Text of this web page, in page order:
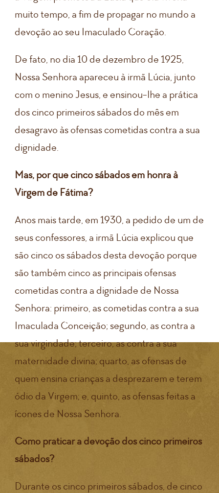
muito tempo, a fim de propagar no mundo a
devoção ao seu Imaculado Coração.
De fato, no dia 10 de dezembro de 1925,
Nossa Senhora apareceu à irmã Lúcia, junto
com o menino Jesus, e ensinou-lhe a prática
dos cinco primeiros sábados do mês em
desagravo às ofensas cometidas contra a sua
dignidade.
Mas, por que cinco sábados em honra à
Virgem de Fátima?
Anos mais tarde, em 1930, a pedido de um de
seus confessores, a irmã Lúcia explicou que
são cinco os sábados desta devoção porque
são também cinco as principais ofensas
cometidas contra a dignidade de Nossa
Senhora: primeiro, as cometidas contra a sua
Imaculada Conceição; segundo, as contra a
sua virgindade; terceiro, as contra a sua
maternidade divina; quarto, as ofensas de
quem ensina crianças a desprezarem e terem
ódio da Virgem; e, quinto, as ofensas feitas a
ícones de Nossa Senhora.
Como praticar a devoção dos cinco primeiros
sábados?
Durante os cinco primeiros sábados, de cinco